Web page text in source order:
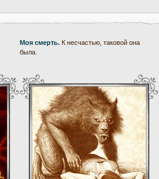
Моя смерть. К несчастью, таковой она
была.